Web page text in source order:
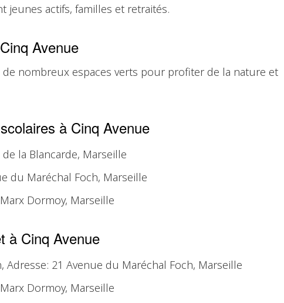
jeunes actifs, familles et retraités.
Avenue
nombreux espaces verts pour profiter de la nature et
à Cinq Avenue
la Blancarde, Marseille
du Maréchal Foch, Marseille
Dormoy, Marseille
à Cinq Avenue
Adresse: 21 Avenue du Maréchal Foch, Marseille
Dormoy, Marseille